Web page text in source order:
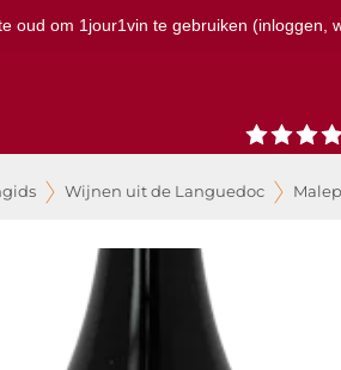
oud om 1jour1vin te gebruiken (inloggen,
Wijnen uit de Languedoc